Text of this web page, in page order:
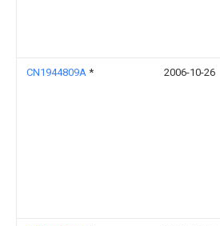
CN1944809A * 2006-10-26